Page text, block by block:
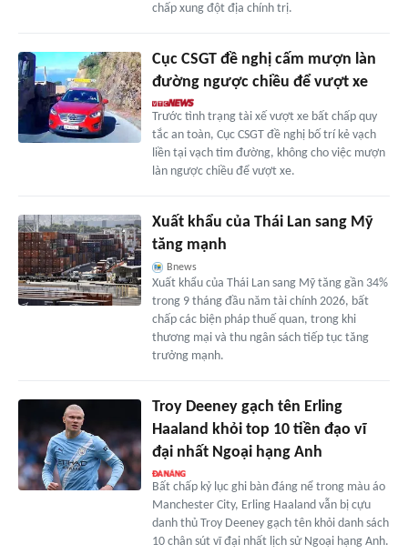
chấp xung đột địa chính trị.
Cục CSGT đề nghị cấm mượn làn
đường ngược chiều để vượt xe
Trước tình trạng tài xế vượt xe bất chấp quy
tắc an toàn, Cục CSGT đề nghị bố trí kẻ vạch
liền tại vạch tim đường, không cho việc mượn
làn ngược chiều để vượt xe.
Xuất khẩu của Thái Lan sang Mỹ
tăng mạnh
Bnews
Xuất khẩu của Thái Lan sang Mỹ tăng gần 34%
trong 9 tháng đầu năm tài chính 2026, bất
chấp các biện pháp thuế quan, trong khi
thương mại và thu ngân sách tiếp tục tăng
trưởng mạnh.
Troy Deeney gạch tên Erling
Haaland khỏi top 10 tiền đạo vĩ
đại nhất Ngoại hạng Anh
Bất chấp kỷ lục ghi bàn đáng nể trong màu áo
Manchester City, Erling Haaland vẫn bị cựu
danh thủ Troy Deeney gạch tên khỏi danh sách
10 chân sút vĩ đại nhất lịch sử Ngoại hạng Anh.